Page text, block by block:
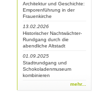
Architektur und Geschichte:
Emporenführung in der
Frauenkirche
13.02.2026
Historischer Nachtwächter-
Rundgang durch die
abendliche Altstadt
01.09.2025
Stadtrundgang und
Schokoladenmuseum
kombinieren
mehr...